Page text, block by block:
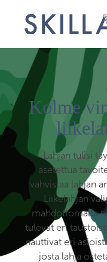
Kolme
Lahjan tulisi
asetettua
vahvistaa lahjan
Liikelahjan
mahdottomalta
tulevat eri
nauttivat eri
josta lahja